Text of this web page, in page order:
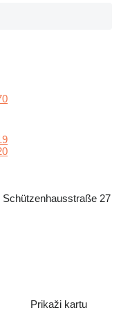
27
Prikaži kartu